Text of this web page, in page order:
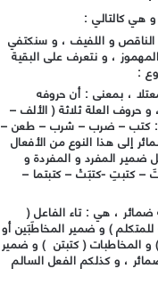
و هي كالتالي :
و اللفيف ، و سنكتفي
، و نتعرف على البقية
:
، بمعنى : أن حروفه
حروف العلة ثلاثة ( الألف –
: كتب – ضرب – شرب – طعن –
إلى هذا النوع من الأفعال
ضمير المفرد و المفردة و
– كتبتِ -كتبَتْ – كتبتما –
، هي : تاء الفاعل (
) و ضمير المخاطَبَين أو
و المخاطبات ( كتبتن ) و ضمير
، و كذلكم الفعل السالم